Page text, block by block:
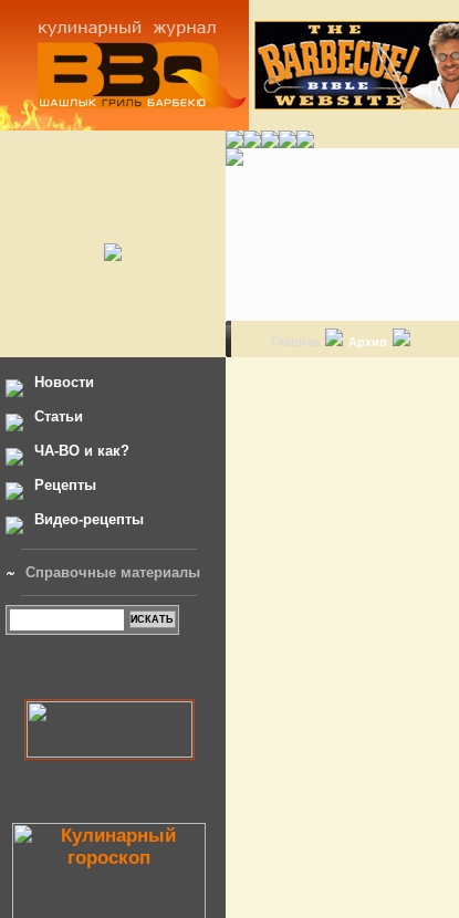
Главная Архив
Новости
Статьи
ЧА-ВО и как?
Рецепты
Видео-рецепты
Справочные материалы